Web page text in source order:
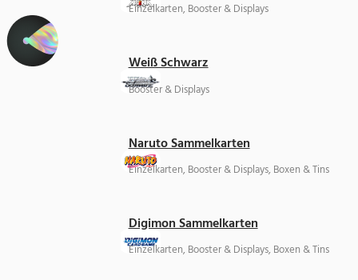
Einzelkarten, Booster & Displays
Weiß Schwarz
Booster & Displays
Naruto Sammelkarten
Einzelkarten, Booster & Displays, Boxen & Tins
Digimon Sammelkarten
Einzelkarten, Booster & Displays, Boxen & Tins